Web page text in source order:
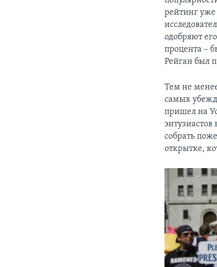
рейтинг
одобряют
процента –
Рейган был
Тем не
самых
пришел на
собрать
открытке,